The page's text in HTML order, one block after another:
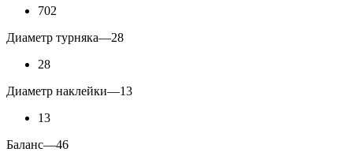
702
Диаметр турняка—28
28
Диаметр наклейки—13
13
Баланс—46